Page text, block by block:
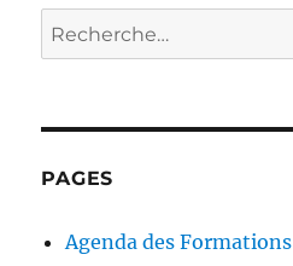
Recherche
pour :
PAGES
Agenda des Formations